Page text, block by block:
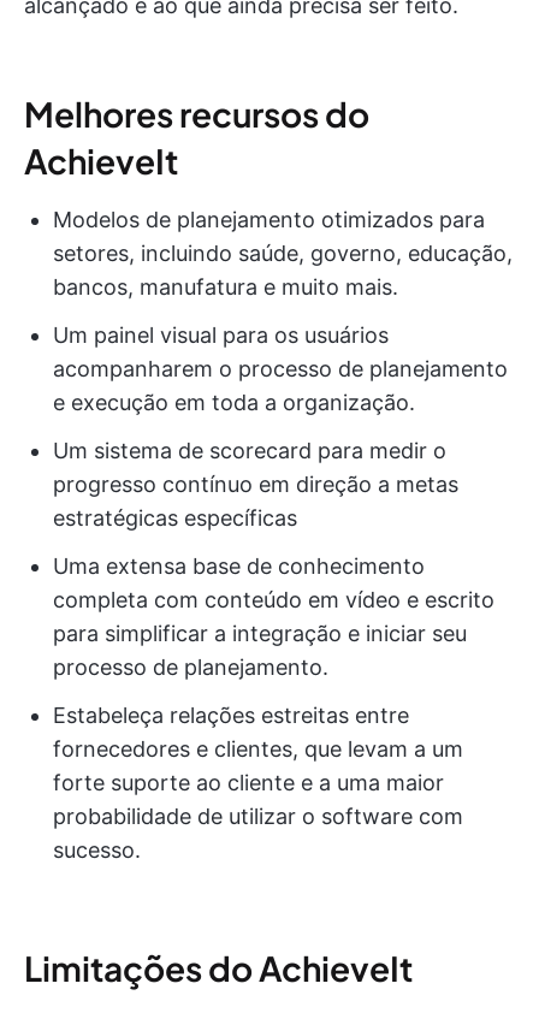
alcançado e ao que ainda precisa ser feito.
Melhores recursos do
AchieveIt
Modelos de planejamento otimizados para
setores, incluindo saúde, governo, educação,
bancos, manufatura e muito mais.
Um painel visual para os usuários
acompanharem o processo de planejamento
e execução em toda a organização.
Um sistema de scorecard para medir o
progresso contínuo em direção a metas
estratégicas específicas
Uma extensa base de conhecimento
completa com conteúdo em vídeo e escrito
para simplificar a integração e iniciar seu
processo de planejamento.
Estabeleça relações estreitas entre
fornecedores e clientes, que levam a um
forte suporte ao cliente e a uma maior
probabilidade de utilizar o software com
sucesso.
Limitações do AchieveIt